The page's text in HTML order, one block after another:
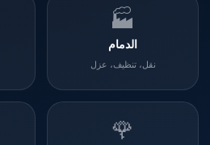
🏭
الدمام
نقل، تنظيف، عزل
🌹